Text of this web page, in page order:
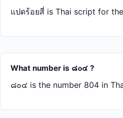
แปด​ร้อย​สี่ is Thai script for
What number is ๘๐๔ ?
๘๐๔ is the number 804 in